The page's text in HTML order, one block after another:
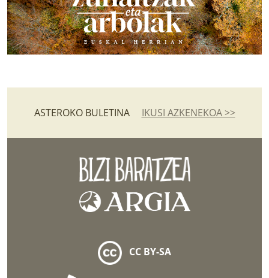
ASTEROKO BULETINA IKUSI AZKENEKOA >>
CC BY-SA